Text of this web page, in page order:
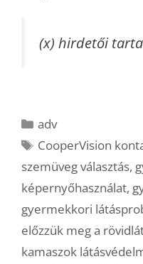
(x) hirdetői
Kategória
adv
Címkék
CooperVision
szemüveg választás,
képernyőhasználat,
gyermekkori
előzzük meg a
kamaszok